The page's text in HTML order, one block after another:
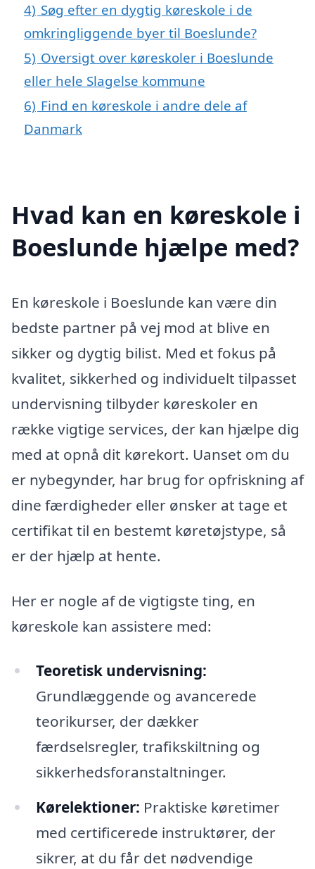
4) Søg efter en dygtig køreskole i de
omkringliggende byer til Boeslunde?
5) Oversigt over køreskoler i Boeslunde
eller hele Slagelse kommune
6) Find en køreskole i andre dele af
Danmark
Hvad kan en køreskole i
Boeslunde hjælpe med?
En køreskole i Boeslunde kan være din
bedste partner på vej mod at blive en
sikker og dygtig bilist. Med et fokus på
kvalitet, sikkerhed og individuelt tilpasset
undervisning tilbyder køreskoler en
række vigtige services, der kan hjælpe dig
med at opnå dit kørekort. Uanset om du
er nybegynder, har brug for opfriskning af
dine færdigheder eller ønsker at tage et
certifikat til en bestemt køretøjstype, så
er der hjælp at hente.
Her er nogle af de vigtigste ting, en
køreskole kan assistere med:
Teoretisk undervisning:
Grundlæggende og avancerede
teorikurser, der dækker
færdselsregler, trafikskiltning og
sikkerhedsforanstaltninger.
Kørelektioner: Praktiske køretimer
med certificerede instruktører, der
sikrer, at du får det nødvendige